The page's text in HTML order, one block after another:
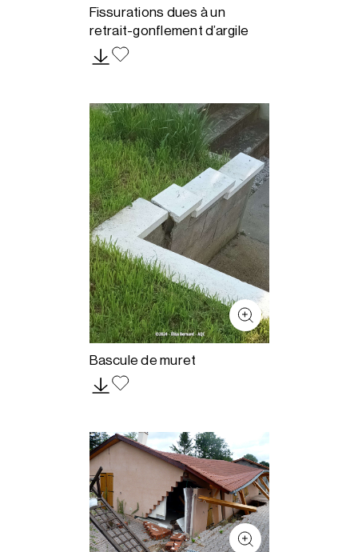
Fissurations dues à un
retrait-gonflement d’argile
Bascule de muret